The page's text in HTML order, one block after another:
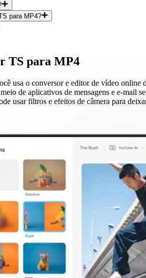
para MP4?
TS para MP4
usa o conversor e editor de vídeo
de aplicativos de mensagens e e-mail
usar filtros e efeitos de câmera para